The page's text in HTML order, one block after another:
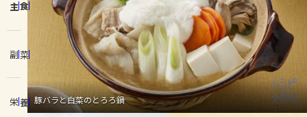
ホーム
コンテンツ
レシピ
きゅうり なす トマト
とうもろこし
ピーマン
みょうが ゴーヤ
主食
副菜
栄養 豚バラと白菜のとろろ鍋